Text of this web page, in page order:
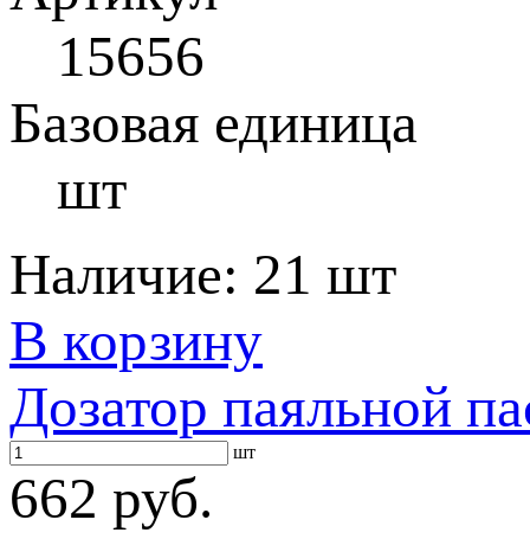
15656
Базовая единица
шт
Наличие: 21 шт
В корзину
Дозатор паяльной
шт
662 руб.